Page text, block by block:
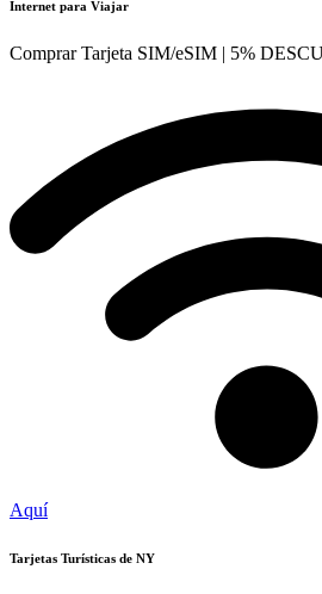
Internet para Viajar
Comprar Tarjeta SIM/eSIM | 5%
Aquí
Tarjetas Turísticas de NY